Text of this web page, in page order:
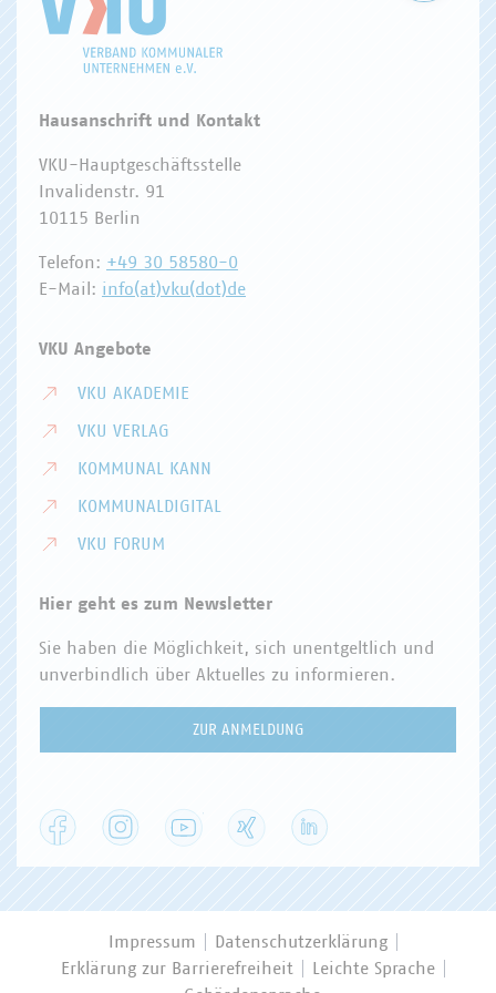
Hausanschrift und Kontakt
VKU-Hauptgeschäftsstelle
Invalidenstr. 91
10115 Berlin
Telefon: +49 30 58580-0
E-Mail: info(at)vku(dot)de
VKU Angebote
VKU AKADEMIE
VKU VERLAG
KOMMUNAL KANN
KOMMUNALDIGITAL
VKU FORUM
Hier geht es zum Newsletter
Sie haben die Möglichkeit, sich unentgeltlich und
unverbindlich über Aktuelles zu informieren.
ZUR ANMELDUNG
Facebook Instagram YouTube
Impressum
Datenschutzerklärung
Erklärung zur Barrierefreiheit
Leichte Sprache